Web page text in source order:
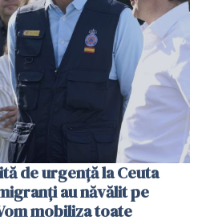
de urgență la Ceuta
au năvălit pe
mobiliza toate